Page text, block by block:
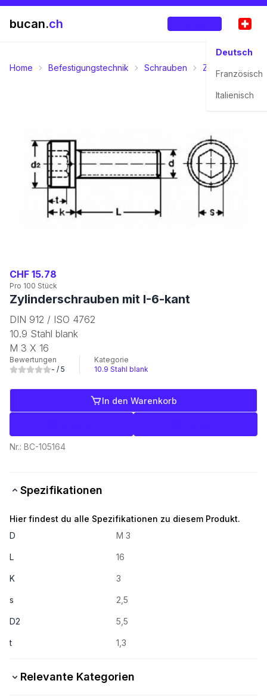
bucan.ch
Deutsch
Französisch
Italienisch
Home Befestigungstechnik Schrauben
CHF 15.78
Pro 100 Stück
Zylinderschrauben mit I-6-kant
DIN 912 / ISO 4762
10.9 Stahl blank
M 3 X 16
Bewertungen
- / 5
Kategorie
10.9 Stahl blank
In den Warenkorb
Nr.: BC-105164
Spezifikationen
Hier findest du alle Spezifikationen zu diesem Produkt.
D
M 3
L 16
K 3
s 2,5
D2 5,5
t 1,3
Relevante Kategorien